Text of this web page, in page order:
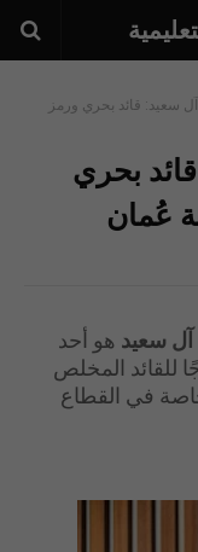
سعيد: قائد بحري ورمز
بحري
عُمان
سعيد هو أحد
للقائد المخلص
في القطاع